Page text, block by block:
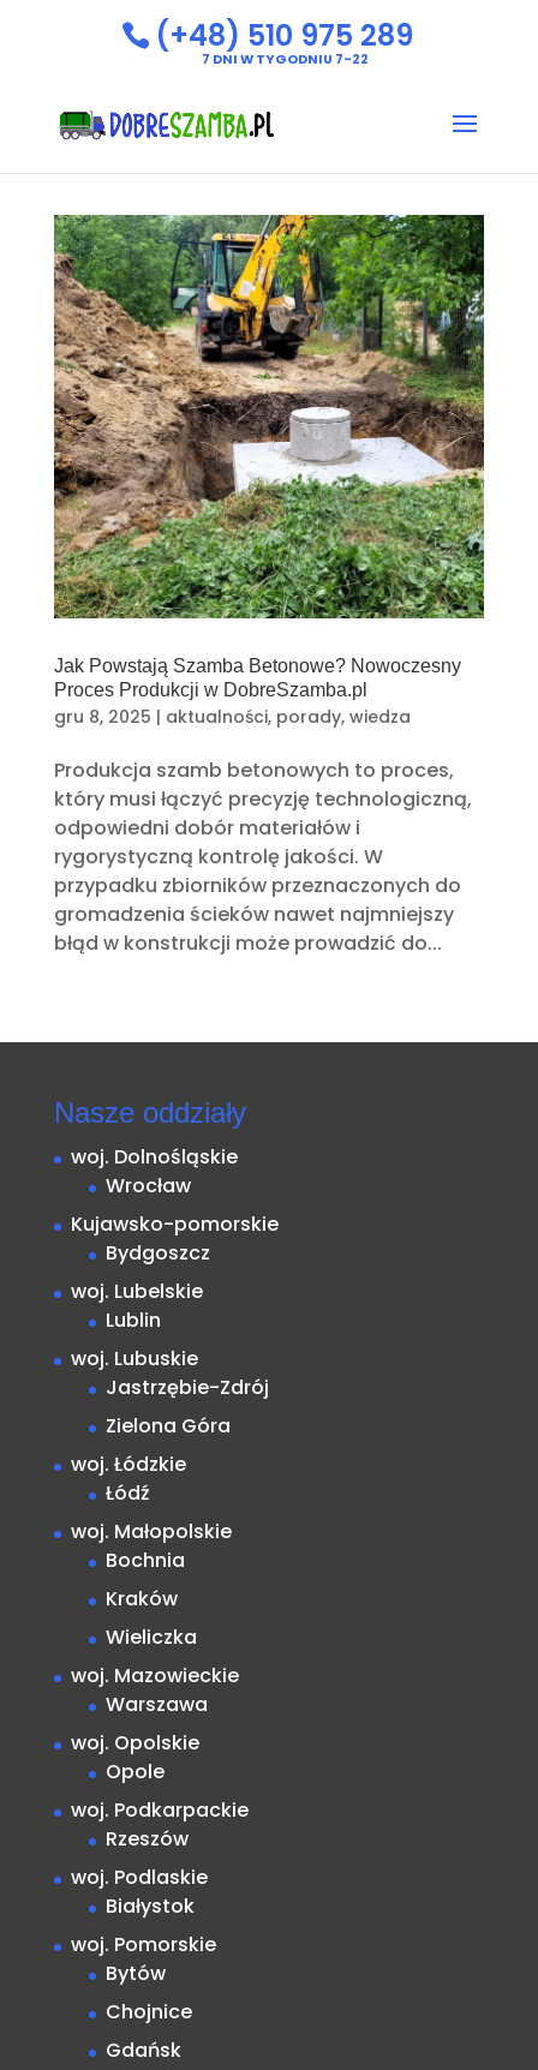
(+48) 510 975 289
7 DNI W TYGODNIU 7-22
Jak Powstają Szamba Betonowe? Nowoczesny
Proces Produkcji w DobreSzamba.pl
gru 8, 2025 | aktualności, porady, wiedza
Produkcja szamb betonowych to proces,
który musi łączyć precyzję technologiczną,
odpowiedni dobór materiałów i
rygorystyczną kontrolę jakości. W
przypadku zbiorników przeznaczonych do
gromadzenia ścieków nawet najmniejszy
błąd w konstrukcji może prowadzić do...
Nasze oddziały
woj. Dolnośląskie
Wrocław
Kujawsko-pomorskie
Bydgoszcz
woj. Lubelskie
Lublin
woj. Lubuskie
Jastrzębie-Zdrój
Zielona Góra
woj. Łódzkie
Łódź
woj. Małopolskie
Bochnia
Kraków
Wieliczka
woj. Mazowieckie
Warszawa
woj. Opolskie
Opole
woj. Podkarpackie
Rzeszów
woj. Podlaskie
Białystok
woj. Pomorskie
Bytów
Chojnice
Gdańsk